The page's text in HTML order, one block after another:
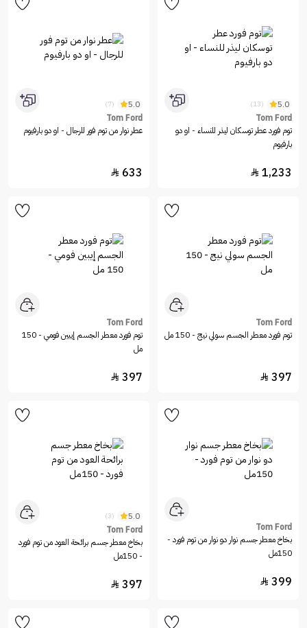
5.0
(13)
Tom Ford
توم فورد عطر توسكان ليذر للنساء - او دو
بارفيوم
1,233

5.0
(7)
Tom Ford
عطر نوار من توم فور للرجال - او دو بارفيوم
633

Tom Ford
توم فورد معطر الجسم سولي نيج - 150 مل
397

Tom Ford
توم فورد معطر الجسم إيبين فومي - 150
مل
397

Tom Ford
بخاخ معطر جسم نوار دو نوار من توم فورد -
150مل
399

5.0
(3)
Tom Ford
بخاخ معطر جسم برائحة العود من توم فورد
- 150مل
397
